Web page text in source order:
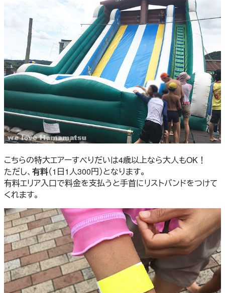
こちらの特大エアーすべりだいは4歳以上なら大人もOK！
ただし、 有料（1日1人300円）となります。
有料エリア入口で料金を支払うと手首にリストバンドをつけて
くれます。